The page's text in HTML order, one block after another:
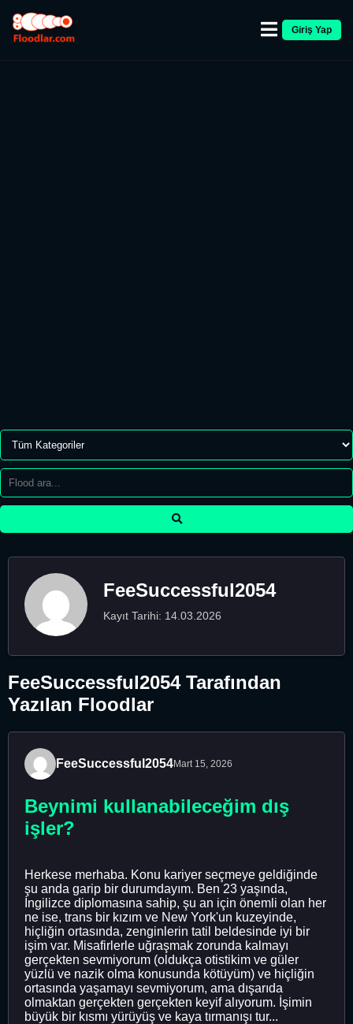
Giriş Yap
FeeSuccessful2054
Kayıt Tarihi: 14.03.2026
FeeSuccessful2054 Tarafından
Yazılan Floodlar
FeeSuccessful2054Mart 15, 2026
Beynimi kullanabileceğim dış
işler?
Herkese merhaba. Konu kariyer seçmeye geldiğinde
şu anda garip bir durumdayım. Ben 23 yaşında,
İngilizce diplomasına sahip, şu an için önemli olan her
ne ise, trans bir kızım ve New York'un kuzeyinde,
hiçliğin ortasında, zenginlerin tatil beldesinde iyi bir
işim var. Misafirlerle uğraşmak zorunda kalmayı
gerçekten sevmiyorum (oldukça otistikim ve güler
yüzlü ve nazik olma konusunda kötüyüm) ve hiçliğin
ortasında yaşamayı sevmiyorum, ama dışarıda
olmaktan gerçekten gerçekten keyif alıyorum. İşimin
büyük bir kısmı yürüyüş ve kaya tırmanışı tur...